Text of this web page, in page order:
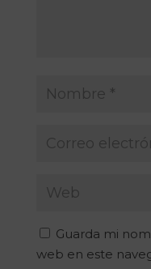
Guarda mi
web en este